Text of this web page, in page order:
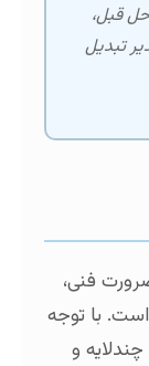
قبل،
تبدیل
فنی،
با توجه
و